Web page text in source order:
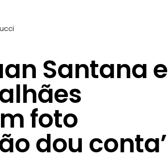
Santana e
foto
dou conta’